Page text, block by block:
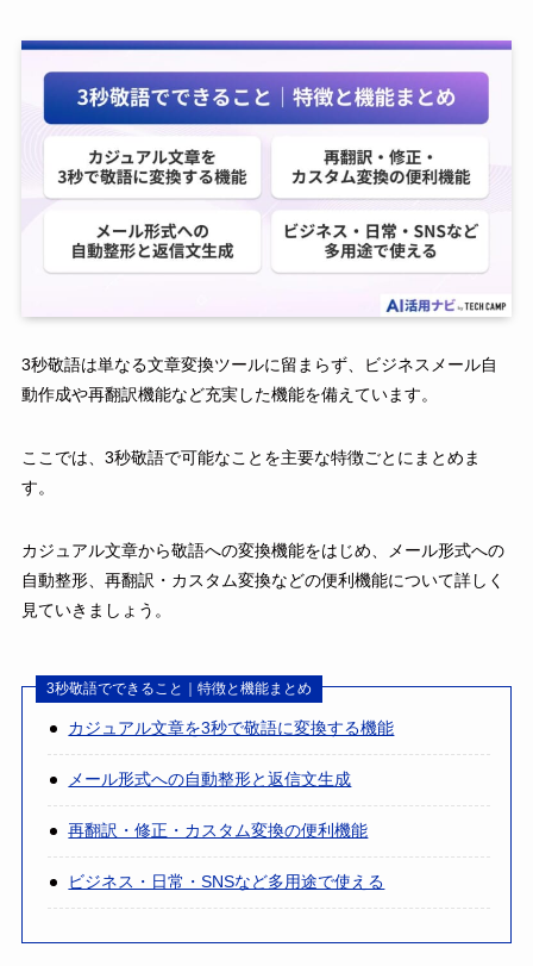
3秒敬語は単なる文章変換ツールに留まらず、ビジネスメール自
動作成や再翻訳機能など充実した機能を備えています。
ここでは、3秒敬語で可能なことを主要な特徴ごとにまとめま
す。
カジュアル文章から敬語への変換機能をはじめ、メール形式への
自動整形、再翻訳・カスタム変換などの便利機能について詳しく
見ていきましょう。
3秒敬語でできること｜特徴と機能まとめ
カジュアル文章を3秒で敬語に変換する機能
メール形式への自動整形と返信文生成
再翻訳・修正・カスタム変換の便利機能
ビジネス・日常・SNSなど多用途で使える